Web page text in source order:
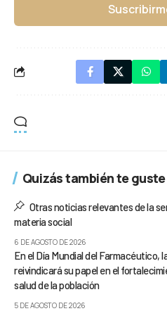
Quizás también te guste
Otras noticias relevantes de la
materia social
6 DE AGOSTO DE 2026
En el Día Mundial del Farmacéutico,
reivindicará su papel en el
salud de la población
5 DE AGOSTO DE 2026